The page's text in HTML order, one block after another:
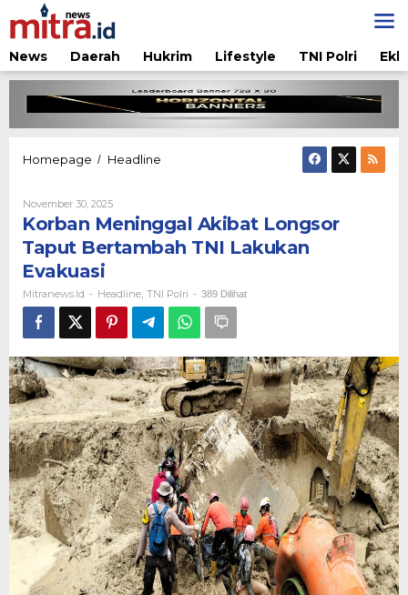
Lewati
ke
konten
News
Daerah Hukrim Lifestyle TNI Polri
Homepage / Headline
Taput
Bertambah
TNI
Evakuasi
November 30, 2025Oleh
Mitranews.id
Korban Meninggal Akibat Longsor
Taput Bertambah TNI Lakukan
Evakuasi
Mitranews.id - Headline TNI Polri - 389 Dilihat